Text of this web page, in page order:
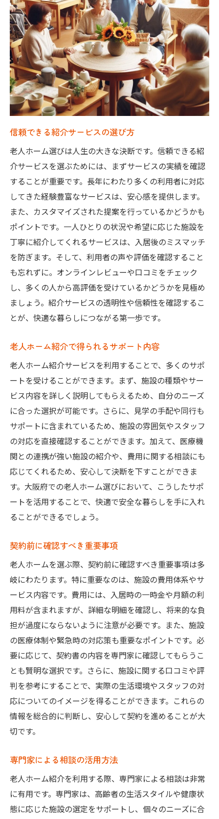
住宅型有料老人ホームの最新トレンド
医療連携が強化された大阪の老人ホームの選び
方
医療機関との連携体制の確認方法
緊急時に備えた安心のサポート体制
持病を持つ高齢者が考慮すべきポイント
医療スタッフの対応力を見極める
医療サービスの充実度を評価する
医療連携の充実したホームの探し方
大阪府で快適な暮らしを実現する老人ホーム紹
介の重要性
自分に合ったホームを見つけるプロセス
快適な暮らしをサポートする要素とは
紹介サービスが提供する安心感
適切な施設選びがもたらすメリット
ホーム選びで失敗しないための注意点
快適な暮らしを目指すステップバイステッ
プガイド
高齢者に最適な大阪府の介護付き有料老人ホー
介護付きホームの特徴と利点
ケアの充実度が生活に与える影響
個別ケアプランが重要な理由
介護スタッフの質を見極めるポイント
認知症ケアに特化したホームの選び方
快適な生活を支えるリハビリ提案
老人ホーム紹介で見つける大阪府の理想的な住
まい
理想の住まいを定義する要因
他の選択肢と比較しての紹介サービスの強
み
費用対効果から見た理想の住まい
住環境が生活に与える重要性
理想的な住まいを実現する具体的ステップ
大阪府老人ホーム紹介で未来の生活を設計しよ
う
将来を見据えた賢い選択
生活設計に役立つ情報源とは
未来の生活に向けた資金計画の立て方
老人ホーム選びで重視すべき価値観
未来の生活を豊かにする選択肢
理想の生活を実現するための準備
安心して暮らせる大阪府の老人ホーム選びのス
始めに知っておくべき基本知識
選択肢を絞り込むための基準
老人ホーム見学時に確認するポイント
入居までの流れと注意点
信頼できる紹介サービスの選び方
老人ホーム選びは人生の大きな決断です。信頼できる紹
介サービスを選ぶためには、まずサービスの実績を確認
することが重要です。長年にわたり多くの利用者に対応
してきた経験豊富なサービスは、安心感を提供します。
また、カスタマイズされた提案を行っているかどうかも
ポイントです。一人ひとりの状況や希望に応じた施設を
丁寧に紹介してくれるサービスは、入居後のミスマッチ
を防ぎます。そして、利用者の声や評価を確認すること
も忘れずに。オンラインレビューや口コミをチェック
し、多くの人から高評価を受けているかどうかを見極め
ましょう。紹介サービスの透明性や信頼性を確認するこ
とが、快適な暮らしにつながる第一歩です。
老人ホーム紹介で得られるサポート内容
老人ホーム紹介サービスを利用することで、多くのサポ
ートを受けることができます。まず、施設の種類やサー
ビス内容を詳しく説明してもらえるため、自分のニーズ
に合った選択が可能です。さらに、見学の手配や同行も
サポートに含まれているため、施設の雰囲気やスタッフ
の対応を直接確認することができます。加えて、医療機
関との連携が強い施設の紹介や、費用に関する相談にも
応じてくれるため、安心して決断を下すことができま
す。大阪府での老人ホーム選びにおいて、こうしたサポ
ートを活用することで、快適で安全な暮らしを手に入れ
ることができるでしょう。
契約前に確認すべき重要事項
老人ホームを選ぶ際、契約前に確認すべき重要事項は多
岐にわたります。特に重要なのは、施設の費用体系やサ
ービス内容です。費用には、入居時の一時金や月額の利
用料が含まれますが、詳細な明細を確認し、将来的な負
担が過度にならないように注意が必要です。また、施設
の医療体制や緊急時の対応策も重要なポイントです。必
要に応じて、契約書の内容を専門家に確認してもらうこ
とも賢明な選択です。さらに、施設に関する口コミや評
判を参考にすることで、実際の生活環境やスタッフの対
応についてのイメージを得ることができます。これらの
情報を総合的に判断し、安心して契約を進めることが大
切です。
専門家による相談の活用方法
老人ホーム紹介を利用する際、専門家による相談は非常
に有用です。専門家は、高齢者の生活スタイルや健康状
態に応じた施設の選定をサポートし、個々のニーズに合